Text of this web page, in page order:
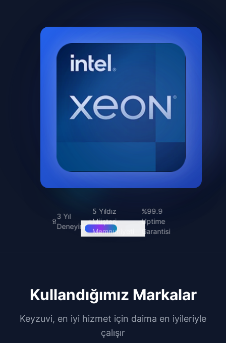
3 Yıl
Deneyim
5 Yıldız
Müşteri
Memnuniyeti
%99.9
Uptime
Garantisi
Kullandığımız Markalar
Keyzuvi, en iyi hizmet için daima en iyileriyle
çalışır